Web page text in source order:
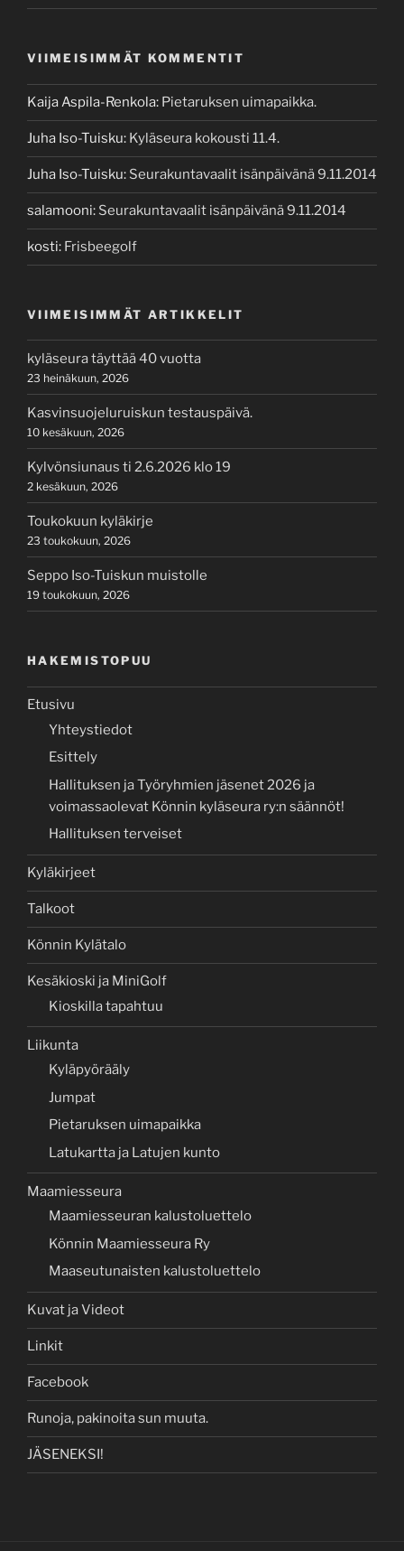
VIIMEISIMMÄT KOMMENTIT
Kaija Aspila-Renkola: Pietaruksen uimapaikka.
Juha Iso-Tuisku: Kyläseura kokousti 11.4.
Juha Iso-Tuisku: Seurakuntavaalit isänpäivänä 9.11.2014
salamooni: Seurakuntavaalit isänpäivänä 9.11.2014
kosti: Frisbeegolf
VIIMEISIMMÄT ARTIKKELIT
kyläseura täyttää 40 vuotta
23 heinäkuun, 2026
Kasvinsuojeluruiskun testauspäivä.
10 kesäkuun, 2026
Kylvönsiunaus ti 2.6.2026 klo 19
2 kesäkuun, 2026
Toukokuun kyläkirje
23 toukokuun, 2026
Seppo Iso-Tuiskun muistolle
19 toukokuun, 2026
HAKEMISTOPUU
Etusivu
Yhteystiedot
Esittely
Hallituksen ja Työryhmien jäsenet 2026 ja
voimassaolevat Könnin kyläseura ry:n säännöt!
Hallituksen terveiset
Kyläkirjeet
Talkoot
Könnin Kylätalo
Kesäkioski ja MiniGolf
Kioskilla tapahtuu
Liikunta
Kyläpyörääly
Jumpat
Pietaruksen uimapaikka
Latukartta ja Latujen kunto
Maamiesseura
Maamiesseuran kalustoluettelo
Könnin Maamiesseura Ry
Maaseutunaisten kalustoluettelo
Kuvat ja Videot
Linkit
Facebook
Runoja, pakinoita sun muuta.
JÄSENEKSI!